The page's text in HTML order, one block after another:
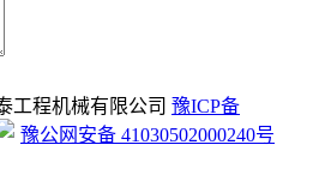
工程机械有限公司 豫ICP备
豫公网安备 41030502000240号